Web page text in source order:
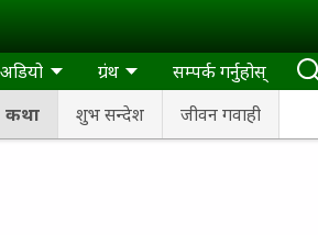
कथा शुभ सन्देश जीवन गवाही
अडियो ग्रंथ सम्पर्क गर्नुहोस्